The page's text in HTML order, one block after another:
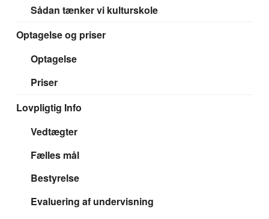
Sådan tænker vi kulturskole
Optagelse og priser
Optagelse
Priser
Lovpligtig Info
Vedtægter
Fælles mål
Bestyrelse
Evaluering af undervisning